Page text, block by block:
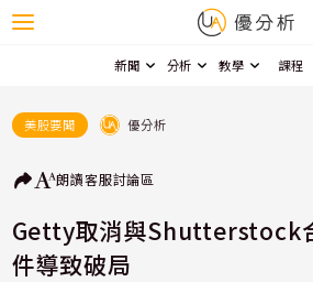
新聞 分析 教學 課程
美股要聞 優分析
朗讀客服討論區
Getty取消與Shutterstock
件導致破局